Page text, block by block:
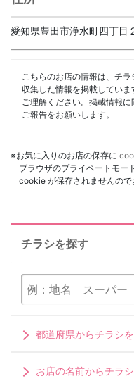
愛知県豊田市浄水町四丁目
こちらのお店の情報は、チ
収集した情報を掲載してい
ご理解ください。掲載情報
ご報告をお願いします。
※お気に入りのお店の保存に
ブラウザのプライベートモー
cookie が保存されませんので
チラシを探す
都道府県からチラシ
お店の名前からチラ